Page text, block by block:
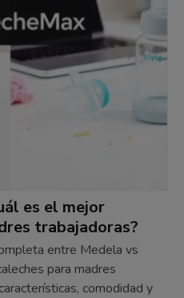
es el mejor
trabajadoras?
entre Medela vs
para madres
comodidad y